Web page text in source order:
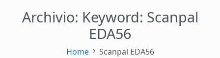
Archivio: Keyword: Scanpal
EDA56
Home Scanpal EDA56